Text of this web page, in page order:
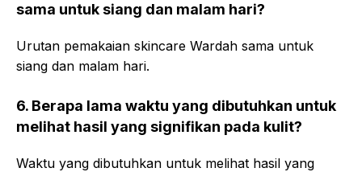
sama untuk siang dan malam hari?
Urutan pemakaian skincare Wardah sama untuk
siang dan malam hari.
6. Berapa lama waktu yang dibutuhkan untuk
melihat hasil yang signifikan pada kulit?
Waktu yang dibutuhkan untuk melihat hasil yang